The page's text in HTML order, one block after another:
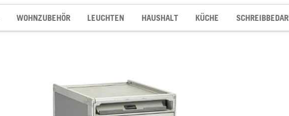
WOHNZUBEHÖR LEUCHTEN HAUSHALT KÜCHE